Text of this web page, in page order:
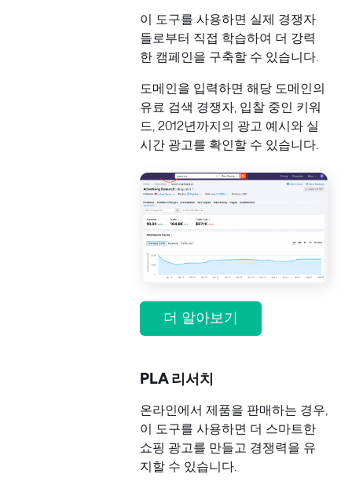
이 도구를 사용하면 실제 경쟁자
들로부터 직접 학습하여 더 강력
한 캠페인을 구축할 수 있습니다.
도메인을 입력하면 해당 도메인의
유료 검색 경쟁자, 입찰 중인 키워
드, 2012년까지의 광고 예시와 실
시간 광고를 확인할 수 있습니다.
더 알아보기
PLA 리서치
온라인에서 제품을 판매하는 경우,
이 도구를 사용하면 더 스마트한
쇼핑 광고를 만들고 경쟁력을 유
지할 수 있습니다.